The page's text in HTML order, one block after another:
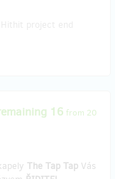
16 from 20
The Tap Tap Vás